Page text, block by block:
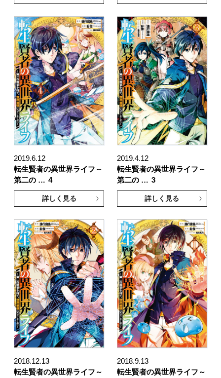
2019.6.12
転生賢者の異世界ライフ～
第二の … 4
詳しく見る
2019.4.12
転生賢者の異世界ライフ～
第二の … 3
詳しく見る
2018.12.13
転生賢者の異世界ライフ～
2018.9.13
転生賢者の異世界ライフ～